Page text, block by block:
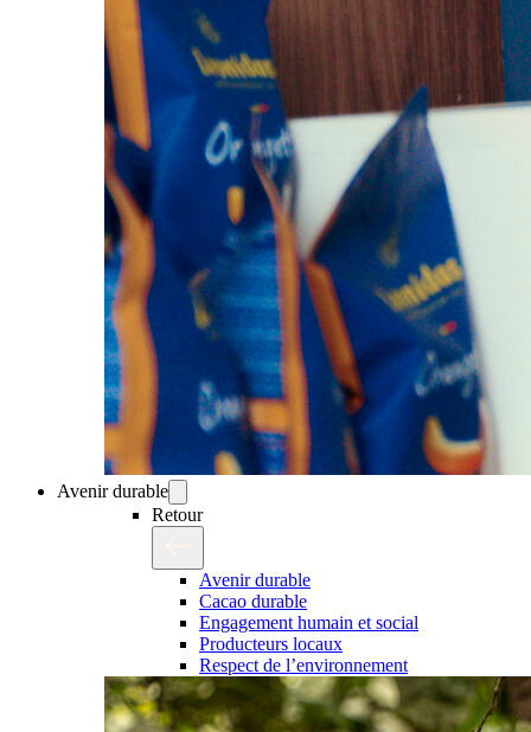
Avenir durable
Retour
Avenir durable
Cacao durable
Engagement humain et social
Producteurs locaux
Respect de l’environnement